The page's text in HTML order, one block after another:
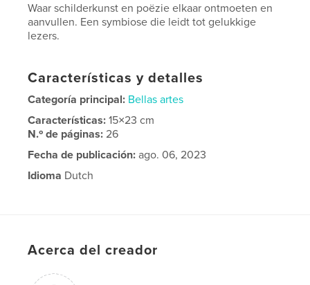
Waar schilderkunst en poëzie elkaar ontmoeten en
aanvullen. Een symbiose die leidt tot gelukkige
lezers.
Características y detalles
Categoría principal: Bellas artes
Características:15×23 cm
N.º de páginas:26
Fecha de publicación: ago. 06, 2023
Idioma Dutch
Acerca del creador